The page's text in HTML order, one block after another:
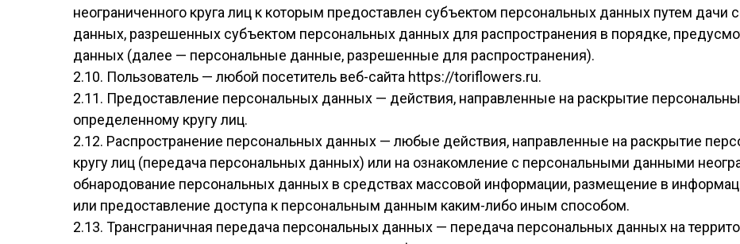
неограниченного круга лиц к которым предоставлен субъектом персональных данных путем дачи
данных, разрешенных субъектом персональных данных для распространения в порядке,
данных (далее — персональные данные, разрешенные для распространения).
2.10. Пользователь — любой посетитель веб-сайта https://toriflowers.ru.
2.11. Предоставление персональных данных — действия, направленные на раскрытие
определенному кругу лиц.
2.12. Распространение персональных данных — любые действия, направленные на раскрытие
кругу лиц (передача персональных данных) или на ознакомление с персональными данными
обнародование персональных данных в средствах массовой информации, размещение в
или предоставление доступа к персональным данным каким-либо иным способом.
2.13. Трансграничная передача персональных данных — передача персональных данных на